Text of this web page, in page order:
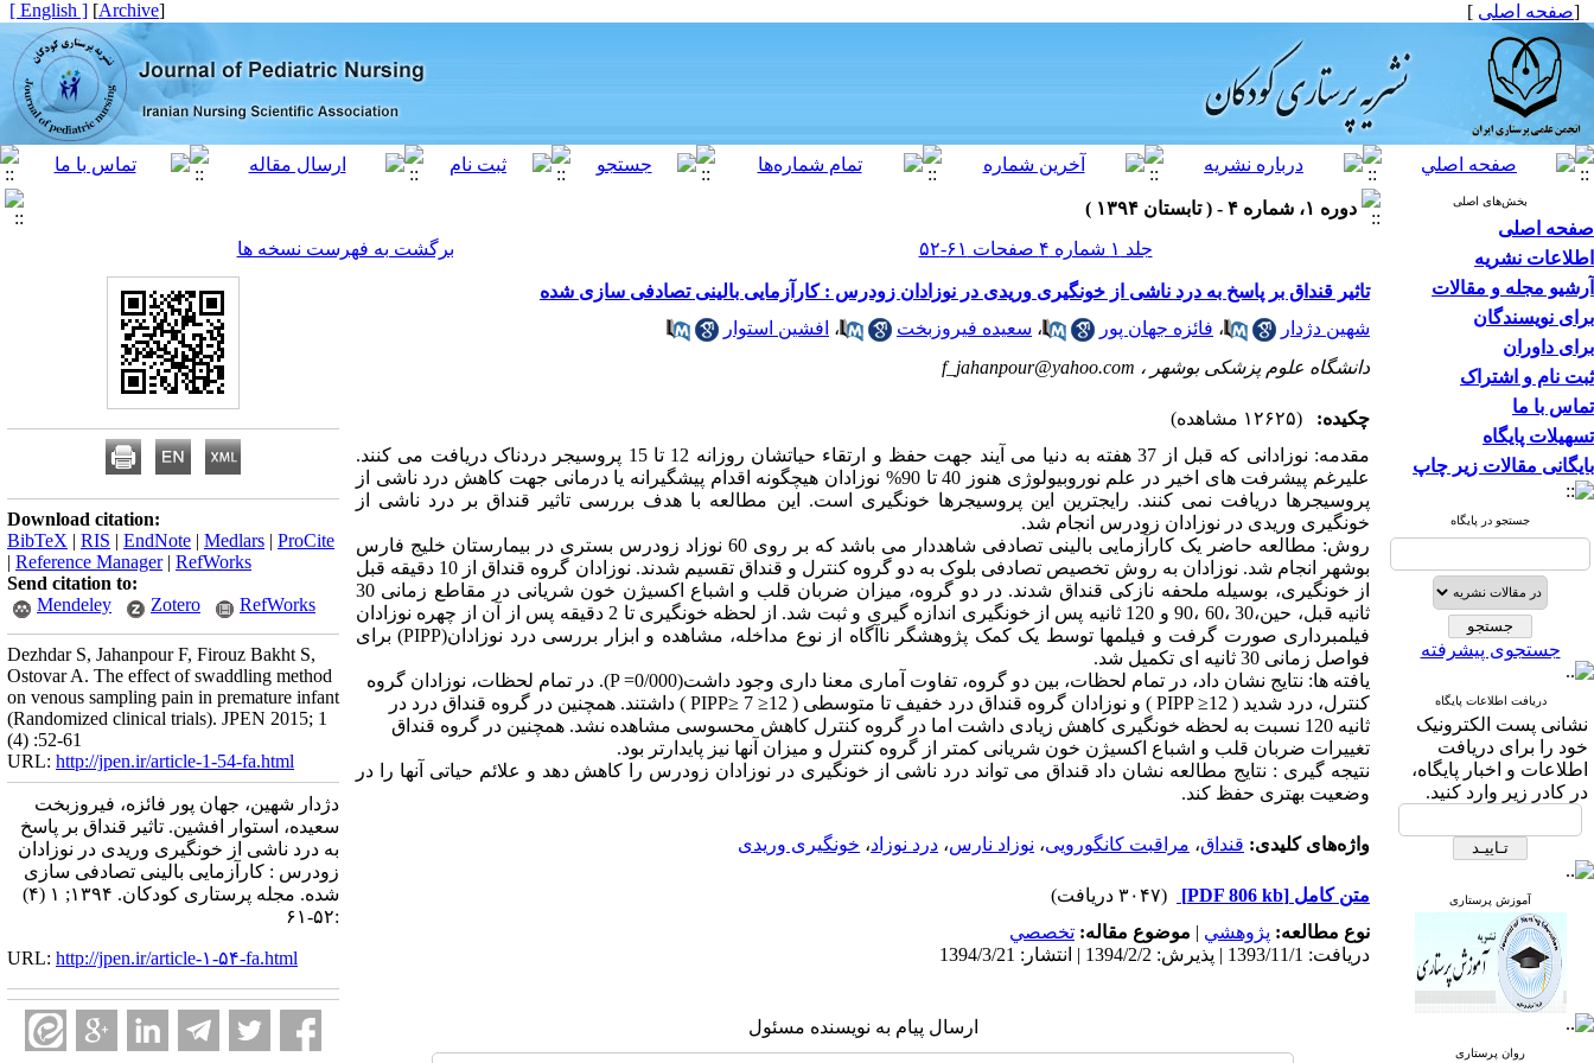
[صفحه اصلی ]
[
Archive
]
[ English ]
بخش‌های اصلی
صفحه اصلی
اطلاعات نشریه
آرشیو مجله و مقالات
برای نویسندگان
برای داوران
ثبت نام و اشتراک
تماس با ما
تسهیلات پایگاه
بایگانی مقالات زیر چاپ
جستجو در پایگاه
جستجوی پیشرفته
دریافت اطلاعات پایگاه
نشانی پست الکترونیک
خود را برای دریافت
اطلاعات و اخبار پایگاه،
در کادر زیر وارد کنید.
آموزش پرستاری
روان پرستاری
دوره ۱، شماره ۴ - ( تابستان ۱۳۹۴ )
جلد ۱ شماره ۴ صفحات ۶۱-۵۲
برگشت به فهرست نسخه ها
تاثیر قنداق بر پاسخ به درد ناشی از خونگیری وریدی در نوزادان زودرس : کارآزمایی بالینی تصادفی سازی شده
شهین دژدار
، فائزه جهان پور ، سعیده فیروزبخت ، افشین استوار
دانشگاه علوم پزشکی بوشهر ، f_jahanpour@yahoo.com
چکیده:
(۱۲۶۲۵ مشاهده)
مقدمه: نوزادانی که قبل از 37 هفته به دنیا می آیند جهت حفظ و ارتقاء حیاتشان روزانه 12 تا 15 پروسیجر دردناک دریافت می کنند.
علیرغم پیشرفت های اخیر در علم نوروبیولوژی هنوز 40 تا 90% نوزادان هیچگونه اقدام پیشگیرانه یا درمانی جهت کاهش درد ناشی از
پروسیجرها دریافت نمی کنند. رایجترین این پروسیجرها خونگیری است. این مطالعه با هدف بررسی تاثیر قنداق بر درد ناشی از
خونگیری وریدی در نوزادان زودرس انجام شد.
روش: مطالعه حاضر یک کارآزمایی بالینی تصادفی شاهددار می باشد که بر روی 60 نوزاد زودرس بستری در بیمارستان خلیج فارس
بوشهر انجام شد. نوزادان به روش تخصیص تصادفی بلوک به دو گروه کنترل و قنداق تقسیم شدند. نوزادان گروه قنداق از 10 دقیقه قبل
از خونگیری، بوسیله ملحفه نازکی قنداق شدند. در دو گروه، میزان ضربان قلب و اشباع اکسیژن خون شریانی در مقاطع زمانی 30
ثانیه قبل، حین،30 ،60 ،90 و 120 ثانیه پس از خونگیری اندازه گیری و ثبت شد. از لحظه خونگیری تا 2 دقیقه پس از آن از چهره نوزادان
فیلمبرداری صورت گرفت و فیلمها توسط یک کمک پژوهشگر ناآگاه از نوع مداخله، مشاهده و ابزار بررسی درد نوزادان(PIPP) برای
فواصل زمانی 30 ثانیه ای تکمیل شد.
یافته ها: نتایج نشان داد، در تمام لحظات، بین دو گروه، تفاوت آماری معنا داری وجود داشت(P =0/000). در تمام لحظات، نوزادان گروه
کنترل، درد شدید ( PIPP ≥12 ) و نوزادان گروه قنداق درد خفیف تا متوسطی ( 12≤ PIPP≥ 7 ) داشتند. همچنین در گروه قنداق درد در
ثانیه 120 نسبت به لحظه خونگیری کاهش زیادی داشت اما در گروه کنترل کاهش محسوسی مشاهده نشد. همچنین در گروه قنداق
تغییرات ضربان قلب و اشباع اکسیژن خون شریانی کمتر از گروه کنترل و میزان آنها نیز پایدارتر بود.
نتیجه گیری : نتایج مطالعه نشان داد قنداق می تواند درد ناشی از خونگیری در نوزادان زودرس را کاهش دهد و علائم حیاتی آنها را در
وضعیت بهتری حفظ کند.
واژه‌های کلیدی: قنداق، مراقبت کانگورویی، نوزاد نارس، درد نوزاد، خونگیری وریدی
متن کامل [PDF 806 kb]
(۳۰۴۷ دریافت)
نوع مطالعه: پژوهشي | موضوع مقاله: تخصصي
دریافت: 1393/11/1 | پذیرش: 1394/2/2 | انتشار: 1394/3/21
ارسال پیام به نویسنده مسئول
Download citation:
BibTeX | RIS | EndNote | Medlars | ProCite
| Reference Manager| RefWorks
Send citation to:
Mendeley
Zotero RefWorks
Dezhdar S, Jahanpour F, Firouz Bakht S,
Ostovar A. The effect of swaddling method
on venous sampling pain in premature infant
(Randomized clinical trials). JPEN 2015; 1
(4) :52-61
URL: http://jpen.ir/article-1-54-fa.html
دژدار شهین، جهان پور فائزه، فیروزبخت
سعیده، استوار افشین. تاثیر قنداق بر پاسخ
به درد ناشی از خونگیری وریدی در نوزادان
زودرس : کارآزمایی بالینی تصادفی سازی
شده. مجله پرستاری کودکان. ۱۳۹۴; ۱ (۴)
:۵۲-۶۱
URL: http://jpen.ir/article-۱-۵۴-fa.html